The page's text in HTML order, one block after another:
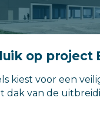
op project
kiest voor een
dak van de